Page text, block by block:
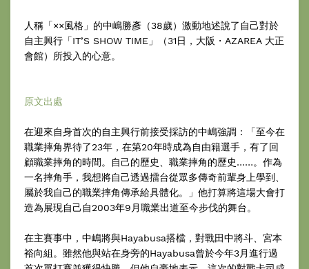
人稱「××風格」的中嶋勝彥（38歲）激動地述說了自己對於
自主興行「IT’S SHOW TIME」（31日，大阪・AZAREA 大正
會館）所投入的心意。
原文出處
在迎來自身首次的自主興行前接受採訪的中嶋強調：「至今在
職業摔角界待了23年，在第20年時成為自由籍選手，有了回
顧職業摔角的時間。自己的歷史、職業摔角的歷史……。作為
一名摔角手，我想將自己透過擂台從眾多傳奇前輩身上學到、
屬於我自己的職業摔角傳承給具體化。」他打算將這場大會打
造為展現自己自2003年9月職業出道至今步伐的舞台。
在主賽事中，中嶋將與Hayabusa搭檔，對戰田中將斗、宮本
裕向組。雖然他與站在身旁的Hayabusa曾於今年3月進行過